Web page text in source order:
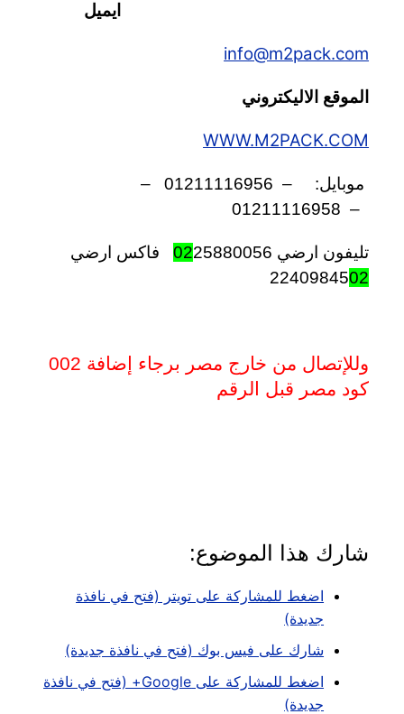
ايميل
info@m2pack.com
الموقع الاليكتروني
WWW.M2PACK.COM
موبايل: –
01211116956
–
–
01211116958
تليفون ارضي 0225880056
فاكس ارضي
02
22409845
وللإتصال من خارج مصر برجاء إضافة 002
كود مصر قبل الرقم
شارك هذا الموضوع:
اضغط للمشاركة على تويتر (فتح في نافذة
جديدة)
شارك على فيس بوك (فتح في نافذة جديدة)
اضغط للمشاركة على Google+ (فتح في نافذة
جديدة)